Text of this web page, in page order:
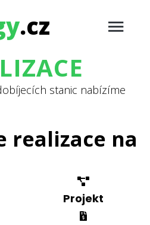
.cz
stanic nabízíme
realizace na
Projekt